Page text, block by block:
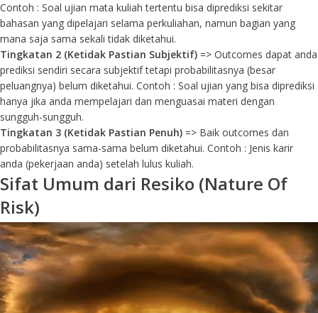
Contoh : Soal ujian mata kuliah tertentu bisa diprediksi sekitar
bahasan yang dipelajari selama perkuliahan, namun bagian yang
mana saja sama sekali tidak diketahui.
Tingkatan 2 (Ketidak Pastian Subjektif) => Outcomes dapat anda
prediksi sendiri secara subjektif tetapi probabilitasnya (besar
peluangnya) belum diketahui. Contoh : Soal ujian yang bisa diprediksi
hanya jika anda mempelajari dan menguasai materi dengan
sungguh-sungguh.
Tingkatan 3 (Ketidak Pastian Penuh) => Baik outcomes dan
probabilitasnya sama-sama belum diketahui. Contoh : Jenis karir
anda (pekerjaan anda) setelah lulus kuliah.
Sifat Umum dari Resiko (Nature Of
Risk)